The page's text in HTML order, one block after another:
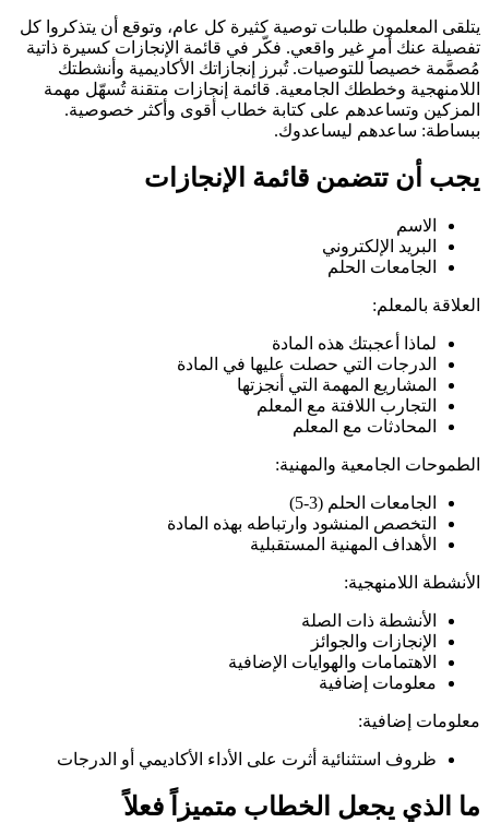
يتلقى المعلمون طلبات توصية كثيرة كل عام، وتوقع أن يتذكروا كل
تفصيلة عنك أمر غير واقعي. فكّر في قائمة الإنجازات كسيرة ذاتية
مُصمَّمة خصيصاً للتوصيات. تُبرز إنجازاتك الأكاديمية وأنشطتك
اللامنهجية وخططك الجامعية. قائمة إنجازات متقنة تُسهّل مهمة
المزكين وتساعدهم على كتابة خطاب أقوى وأكثر خصوصية.
ببساطة: ساعدهم ليساعدوك.
يجب أن تتضمن قائمة الإنجازات
الاسم
البريد الإلكتروني
الجامعات الحلم
العلاقة بالمعلم:
لماذا أعجبتك هذه المادة
الدرجات التي حصلت عليها في المادة
المشاريع المهمة التي أنجزتها
التجارب اللافتة مع المعلم
المحادثات مع المعلم
الطموحات الجامعية والمهنية:
الجامعات الحلم (3-5)
التخصص المنشود وارتباطه بهذه المادة
الأهداف المهنية المستقبلية
الأنشطة اللامنهجية:
الأنشطة ذات الصلة
الإنجازات والجوائز
الاهتمامات والهوايات الإضافية
معلومات إضافية
معلومات إضافية:
ظروف استثنائية أثرت على الأداء الأكاديمي أو الدرجات
ما الذي يجعل الخطاب متميزاً فعلاً